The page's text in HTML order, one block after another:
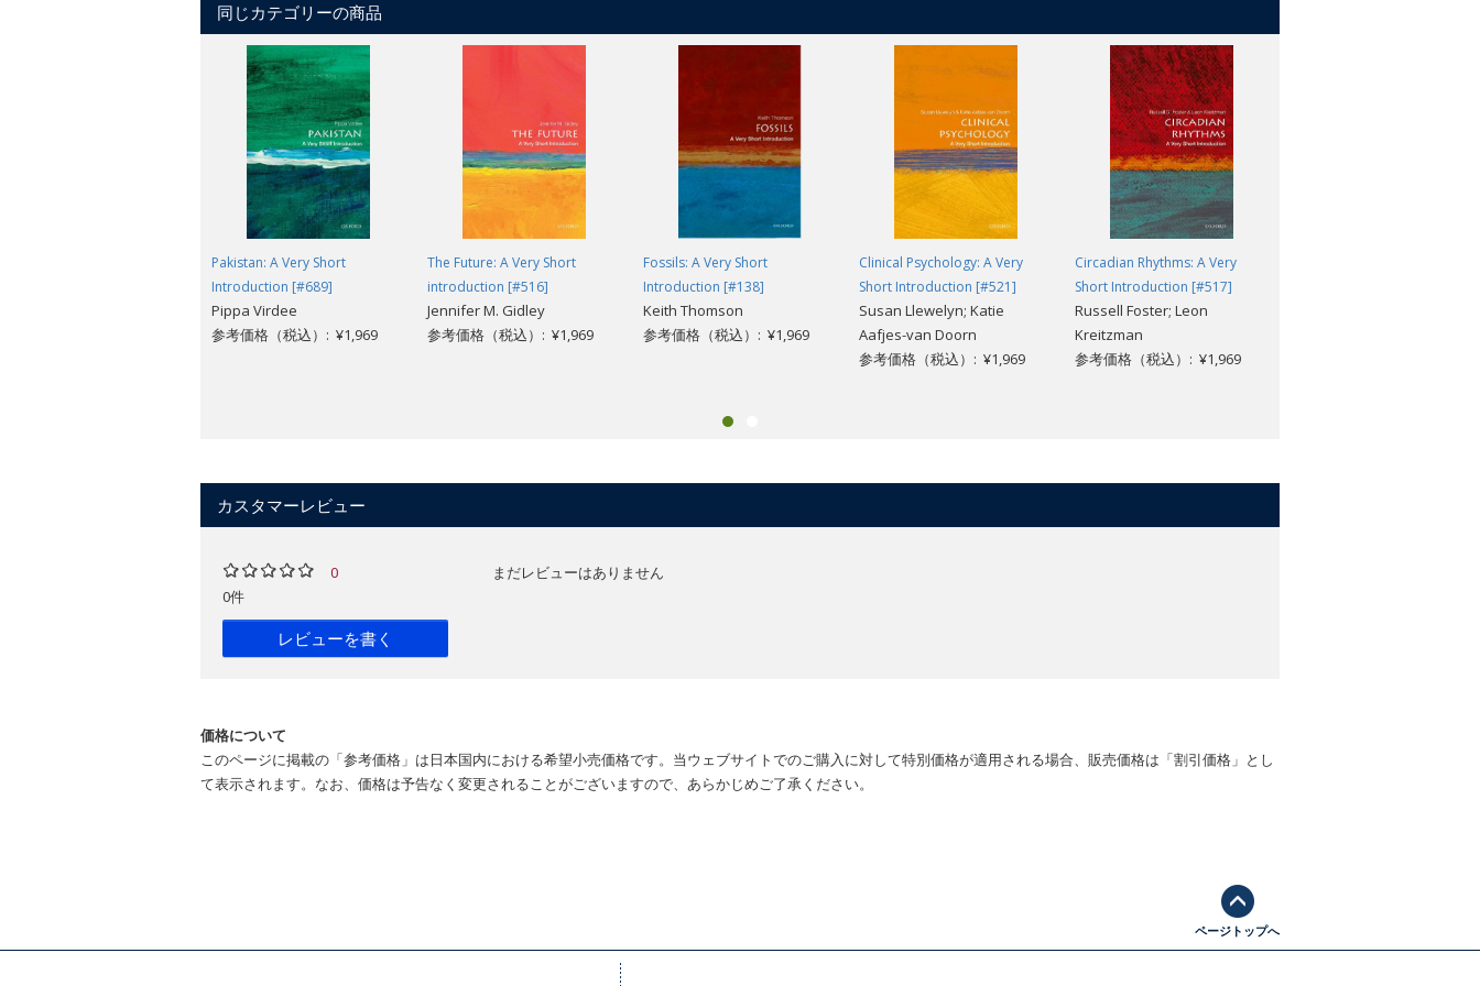
同じカテゴリーの商品
Pakistan: A Very Short
Introduction [#689]
Pippa Virdee
参考価格（税込）: ¥1,969
The Future: A Very Short
introduction [#516]
Jennifer M. Gidley
参考価格（税込）: ¥1,969
Fossils: A Very Short
Introduction [#138]
Keith Thomson
参考価格（税込）: ¥1,969
Clinical Psychology: A Very
Short Introduction [#521]
Susan Llewelyn; Katie
Aafjes-van Doorn
参考価格（税込）: ¥1,969
Circadian Rhythms: A Very
Short Introduction [#517]
Russell Foster; Leon
Kreitzman
参考価格（税込）: ¥1,969
カスタマーレビュー
0
0件
レビューを書く
まだレビューはありません
価格について
このページに掲載の「参考価格」は日本国内における希望小売価格です。当ウェブサイトでのご購入に対して特別価格が適用される場合、販売価格は「割引価格」とし
て表示されます。なお、価格は予告なく変更されることがございますので、あらかじめご了承ください。
ページトップへ